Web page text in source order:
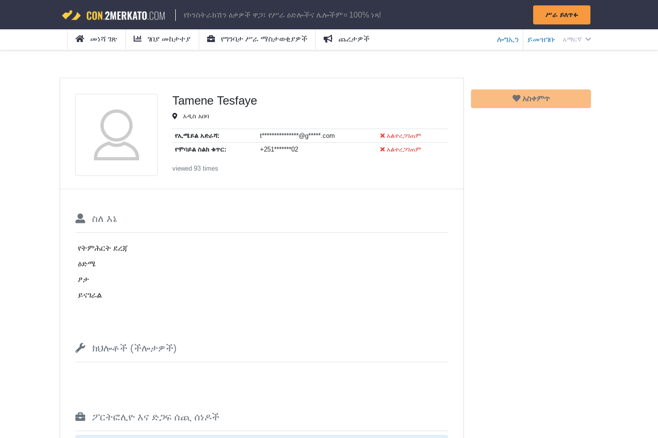
የኮንስትራክሽን ዕቃዎች ዋጋ፣ የሥራ ዕድሎችና ሌሎችም። 100% ነጻ! ሥራ ይለጥፉ
መነሻ ገጽ ገበያ መከታተያ የግንባታ ሥራ ማስታወቂያዎች ጨረታዎች ሎግኢን ይመዝገቡ አማርኛ
Tamene Tesfaye
አዲስ አበባ
የኢሜይል አድራሻ: t***************@g*****.com
አልተረጋገጠም
የሞባይል ስልክ ቁጥር:
+251*******02 አልተረጋገጠም
viewed 93 times
ስለ እኔ
የትምሕርት ደረጃ
ዕድሜ
ፆታ
ይናገራል
ክህሎቶች (ችሎታዎች)
ፖርትፎሊዮ እና ድጋፍ ሰጪ ሰነዶች
አስቀምጥ